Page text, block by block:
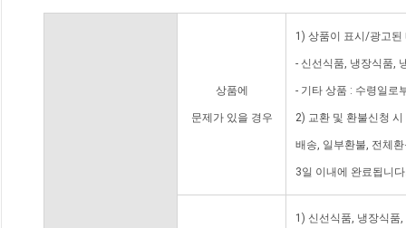
상품에
문제가 있을 경우
1) 상품이 표시/광고된
- 신선식품, 냉장식품,
- 기타 상품 : 수령일로
2) 교환 및 환불신청
배송, 일부환불, 전체
3일 이내에 완료됩니
1) 신선식품, 냉장식품